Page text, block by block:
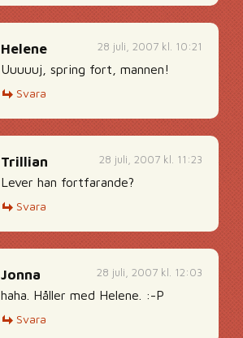
28 juli, 2007 kl. 10:21
Helene
Uuuuuj, spring fort, mannen!
Svara
28 juli, 2007 kl. 11:23
Trillian
Lever han fortfarande?
Svara
28 juli, 2007 kl. 12:03
Jonna
haha. Håller med Helene. :-P
Svara